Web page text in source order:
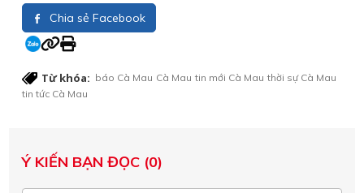
Chia sẻ Facebook
Từ khóa: báo Cà Mau Cà Mau tin mới Cà Mau thời sự Cà Mau
tin tức Cà Mau
Ý KIẾN BẠN ĐỌC (0)